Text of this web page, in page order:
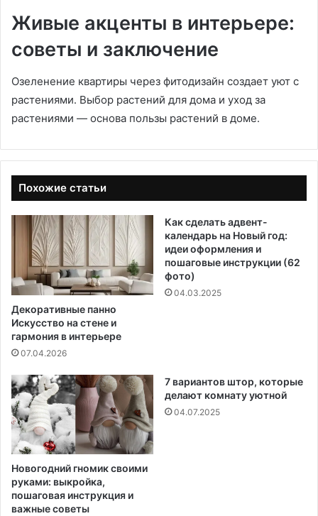
Живые акценты в интерьере:
советы и заключение
Озеленение квартиры через фитодизайн создает уют с
растениями․ Выбор растений для дома и уход за
растениями — основа пользы растений в доме․
Похожие статьи
Декоративные панно
Искусство на стене и
гармония в интерьере
07.04.2026
Как сделать адвент-
календарь на Новый год:
идеи оформления и
пошаговые инструкции (62
фото)
04.03.2025
Новогодний гномик своими
руками: выкройка,
пошаговая инструкция и
важные советы
7 вариантов штор, которые
делают комнату уютной
04.07.2025